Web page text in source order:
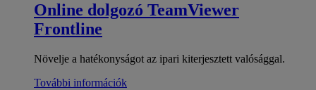
Online dolgozó TeamViewer
Frontline
Növelje a hatékonyságot az ipari kiterjesztett valósággal.
További információk